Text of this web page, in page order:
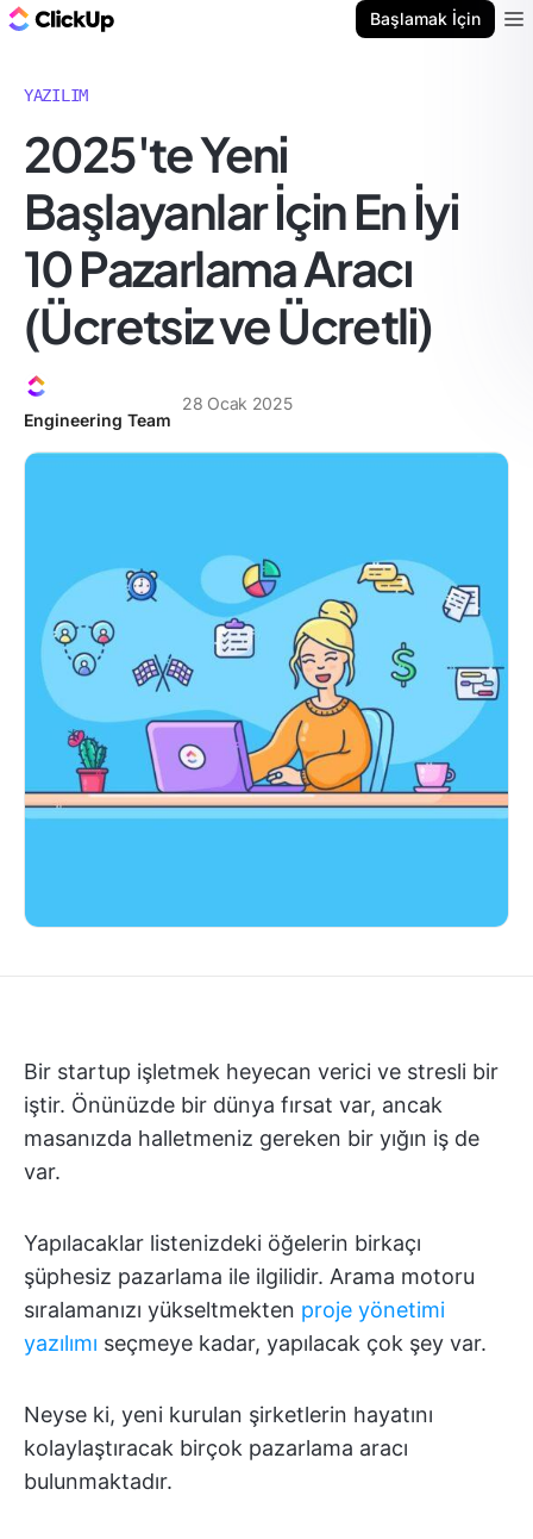
Başlamak İçin
YAZILIM
2025'te Yeni
Başlayanlar İçin En İyi
10 Pazarlama Aracı
(Ücretsiz ve Ücretli)
Engineering Team
28 Ocak 2025
Bir startup işletmek heyecan verici ve stresli bir
iştir. Önünüzde bir dünya fırsat var, ancak
masanızda halletmeniz gereken bir yığın iş de
var.
Yapılacaklar listenizdeki öğelerin birkaçı
şüphesiz pazarlama ile ilgilidir. Arama motoru
sıralamanızı yükseltmekten proje yönetimi
yazılımı seçmeye kadar, yapılacak çok şey var.
Neyse ki, yeni kurulan şirketlerin hayatını
kolaylaştıracak birçok pazarlama aracı
bulunmaktadır.